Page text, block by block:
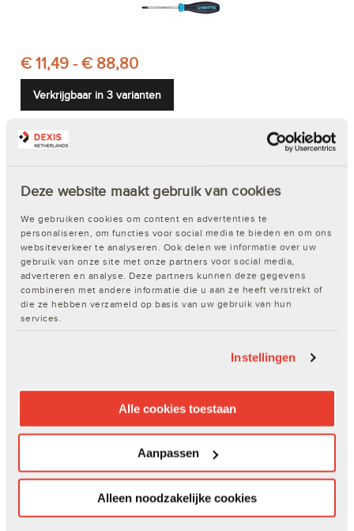
Deze website maakt gebruik van cookies
We gebruiken cookies om content en advertenties te
personaliseren, om functies voor social media te bieden en om ons
websiteverkeer te analyseren. Ook delen we informatie over uw
gebruik van onze site met onze partners voor social media,
adverteren en analyse. Deze partners kunnen deze gegevens
combineren met andere informatie die u aan ze heeft verstrekt of
die ze hebben verzameld op basis van uw gebruik van hun
services.
Instellingen
Alle cookies toestaan
Aanpassen
Alleen noodzakelijke cookies
€ 11,49 - € 88,80
Verkrijgbaar in 3 varianten
Facom ATDVE.J6PB PROTWIST® schroevendraaierset
Artikelnr. 200447770 | Merk:FACOM| EAN: 3662424096167
Op voorraad. Op werkdagen voor 17.00 uur besteld, dezelfde dag
2150-2160 PH-010
Artikelnr. 200158235 | Merk:GEDORE| EAN: 4010886812402